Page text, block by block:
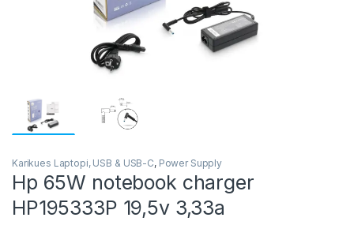
Karikues Laptopi, USB & USB-C, Power Supply
Hp 65W notebook charger
HP195333P 19,5v 3,33a